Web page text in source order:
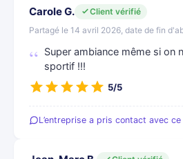
Carole G.
Client vérifié
Partagé le 14 avril 2026, date de fin
Super ambiance même si on
sportif !!!
5/5
L’entreprise a pris contact avec